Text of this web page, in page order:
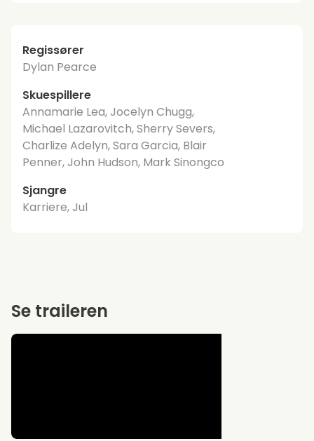
Regissører
Dylan Pearce
Skuespillere
Annamarie Lea, Jocelyn Chugg,
Michael Lazarovitch, Sherry Severs,
Charlize Adelyn, Sara Garcia, Blair
Penner, John Hudson, Mark Sinongco
Sjangre
Karriere, Jul
Se traileren